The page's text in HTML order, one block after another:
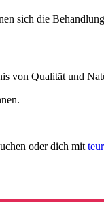
sich die
von Qualität und
oder dich mit